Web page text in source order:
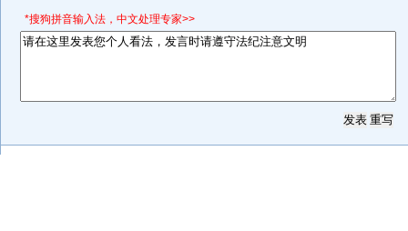
*搜狗拼音输入法，中文处理专家>>